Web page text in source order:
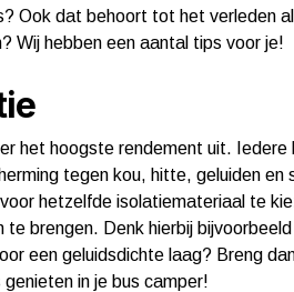
Ook dat behoort tot het verleden
Wij hebben een aantal tips voor je!
het hoogste rendement uit. Iedere
tegen kou, hitte, geluiden en
hetzelfde isolatiemateriaal te
brengen. Denk hierbij
een geluidsdichte laag? Breng
in je bus camper!